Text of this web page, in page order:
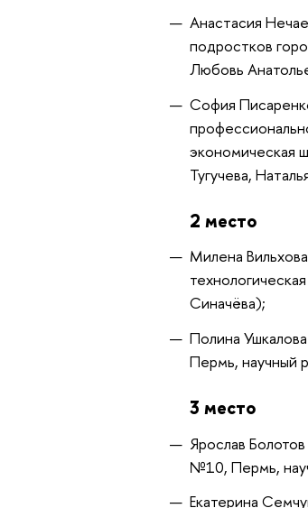
Анастасия
подростков
Любовь
София
экономическая
Тугучева,
2 место
Милена
Синачёва);
Полина
Пермь, научный
3 место
Ярослав
№10, Пермь,
Екатерина